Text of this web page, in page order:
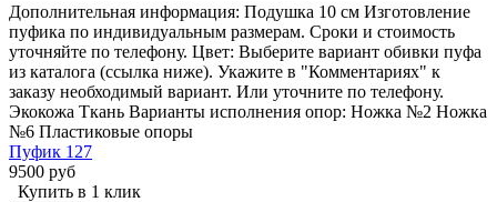
Дополнительная информация: Подушка 10 см Изготовление
пуфика по индивидуальным размерам. Сроки и стоимость
уточняйте по телефону. Цвет: Выберите вариант обивки пуфа
из каталога (ссылка ниже). Укажите в "Комментариях" к
заказу необходимый вариант. Или уточните по телефону.
Экокожа Ткань Варианты исполнения опор: Ножка №2 Ножка
№6 Пластиковые опоры
Пуфик 127
9500 руб
Купить в 1 клик